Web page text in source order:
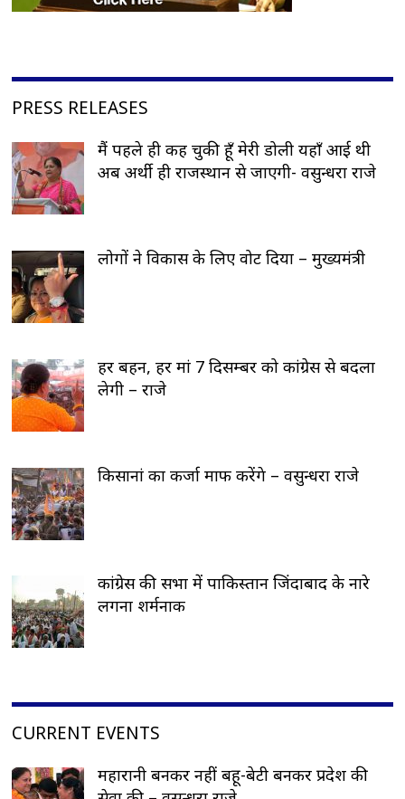
PRESS RELEASES
मैं पहले ही कह चुकी हूँ मेरी डोली यहाँ आई थी
अब अर्थी ही राजस्थान से जाएगी- वसुन्धरा राजे
लोगों ने विकास के लिए वोट दिया – मुख्यमंत्री
हर बहन, हर मां 7 दिसम्बर को कांग्रेस से बदला
लेगी – राजे
किसानां का कर्जा माफ करेंगे – वसुन्धरा राजे
कांग्रेस की सभा में पाकिस्तान जिंदाबाद के नारे
लगना शर्मनाक
CURRENT EVENTS
महारानी बनकर नहीं बहू-बेटी बनकर प्रदेश की